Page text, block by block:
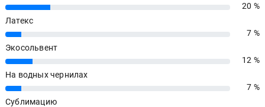
20%
20 %
Латекс
7%
7 %
Экосольвент
12%
12 %
На водных чернилах
7%
7 %
Сублимацию